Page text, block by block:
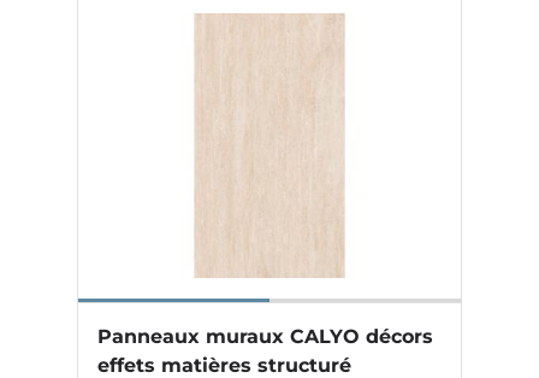
Panneaux muraux CALYO décors
effets matières structuré